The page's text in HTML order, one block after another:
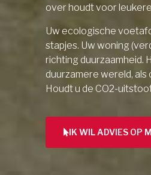
over houdt voor
Uw ecologische
stapjes. Uw woning
richting duurzaamheid.
duurzamere wereld, als
Houdt u de CO2-
IK WIL ADVIES OP